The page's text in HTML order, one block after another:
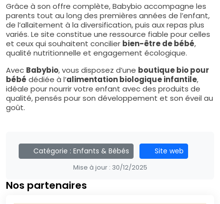
Grâce à son offre complète, Babybio accompagne les
parents tout au long des premières années de l’enfant,
de l’allaitement à la diversification, puis aux repas plus
variés. Le site constitue une ressource fiable pour celles
et ceux qui souhaitent concilier bien-être de bébé,
qualité nutritionnelle et engagement écologique.
Avec Babybio, vous disposez d’une boutique bio pour
bébé dédiée à l’alimentation biologique infantile,
idéale pour nourrir votre enfant avec des produits de
qualité, pensés pour son développement et son éveil au
goût.
Catégorie : Enfants & Bébés Site web
Mise à jour : 30/12/2025
Nos partenaires